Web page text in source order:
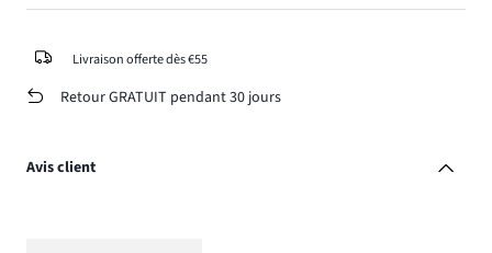
Livraison offerte dès €55
Retour GRATUIT pendant 30 jours
Avis client